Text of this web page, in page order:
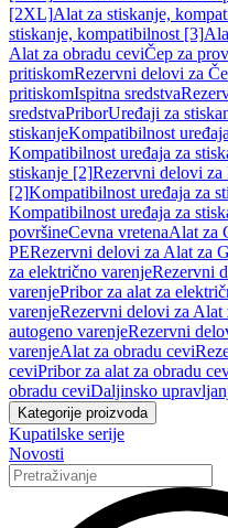
[2XL]Alat za stiskanje,
stiskanje, kompatibilnost [3]
Alat za obradu ceviČep za
pritiskomRezervni delovi za
pritiskomIspitna sredstva
sredstvaPriborUređaji za
stiskanjeKompatibilnost
Kompatibilnost uređaja za
stiskanje [2]Rezervni delovi za
[2]Kompatibilnost uređaja za
Kompatibilnost uređaja za
površineCevna vretenaAlat za
PERezervni delovi za Alat za
za električno varenjeRezervni
varenjePribor za alat za
varenjeRezervni delovi za Alat
autogeno varenjeRezervni
varenjeAlat za obradu cevi
ceviPribor za alat za obradu
obradu ceviDaljinsko
Kategorije proizvoda
Kupatilske serije
Novosti